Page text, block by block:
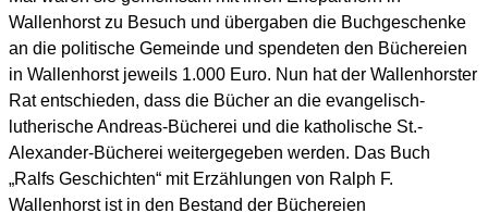
Wallenhorst zu Besuch und übergaben die Buchgeschenke
an die politische Gemeinde und spendeten den Büchereien
in Wallenhorst jeweils 1.000 Euro. Nun hat der Wallenhorster
Rat entschieden, dass die Bücher an die evangelisch-
lutherische Andreas-Bücherei und die katholische St.-
Alexander-Bücherei weitergegeben werden. Das Buch
„Ralfs Geschichten“ mit Erzählungen von Ralph F.
Wallenhorst ist in den Bestand der Büchereien